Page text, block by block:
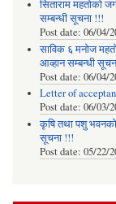
सिताराम महतोको
सम्बन्धी सूचना !!!
Post date: 06/04/
साविक ६ मनोज
आव्हान सम्बन्धी
Post date: 06/04/
Letter of
Post date: 06/03/
कृषि तथा पशु
सूचना !!!
Post date: 05/22/